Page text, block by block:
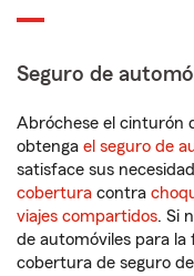
Seguro de
Abróchese el cinturón
obtenga el seguro de
satisface sus
cobertura contra
viajes compartidos. Si
de automóviles para la
cobertura de seguro